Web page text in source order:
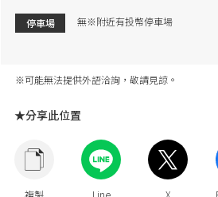
停車場 無※附近有投幣停車場
※可能無法提供外語洽詢，敬請見諒。
★分享此位置